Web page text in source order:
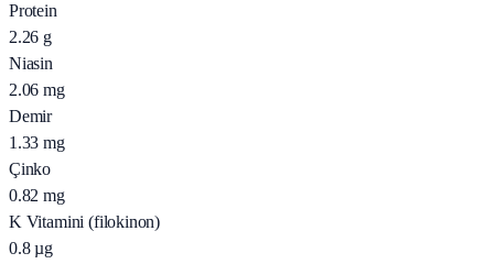
Protein
2.26 g
Niasin
2.06 mg
Demir
1.33 mg
Çinko
0.82 mg
K Vitamini (filokinon)
0.8 µg